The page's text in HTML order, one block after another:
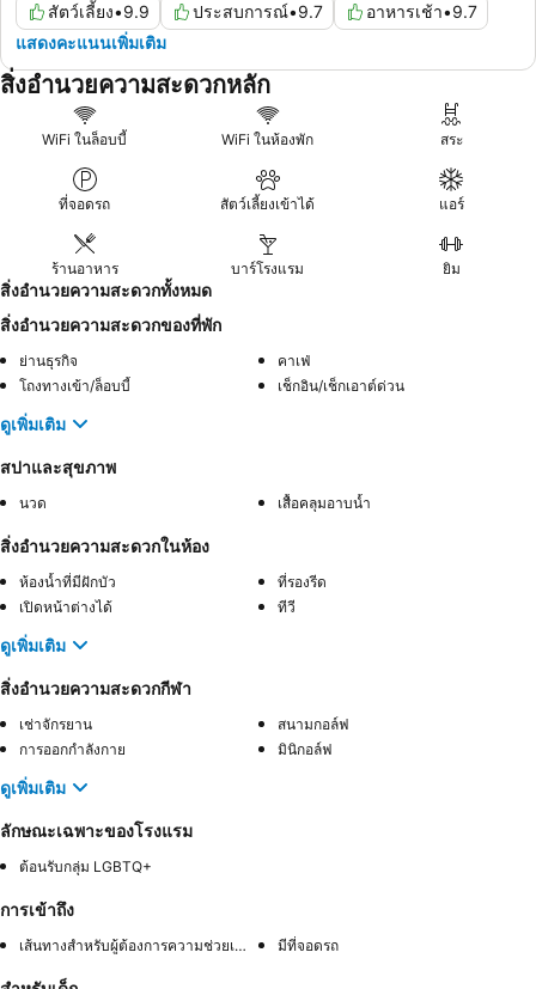
สัตว์เลี้ยง•9.9 ประสบการณ์•9.7 อาหารเช้า•9.7
แสดงคะแนนเพิ่มเติม
สิ่งอำนวยความสะดวกหลัก
WiFi ในล็อบบี้ WiFi ในห้องพัก สระ
ที่จอดรถ สัตว์เลี้ยงเข้าได้ แอร์
ร้านอาหาร บาร์โรงแรม ยิม
สิ่งอำนวยความสะดวกทั้งหมด
สิ่งอำนวยความสะดวกของที่พัก
ย่านธุรกิจ
คาเฟ่
โถงทางเข้า/ล็อบบี้
เช็กอิน/เช็กเอาต์ด่วน
ดูเพิ่มเติม
สปาและสุขภาพ
นวด เสื้อคลุมอาบน้ำ
สิ่งอำนวยความสะดวกในห้อง
ห้องน้ำที่มีฝักบัว
ที่รองรีด
เปิดหน้าต่างได้
ทีวี
ดูเพิ่มเติม
สิ่งอำนวยความสะดวกกีฬา
เช่าจักรยาน
สนามกอล์ฟ
การออกกำลังกาย
มินิกอล์ฟ
ดูเพิ่มเติม
ลักษณะเฉพาะของโรงแรม
ต้อนรับกลุ่ม LGBTQ+
การเข้าถึง
เส้นทางสำหรับผู้ต้องการความช่วยเหลือพิเศษ มีที่จอดรถ